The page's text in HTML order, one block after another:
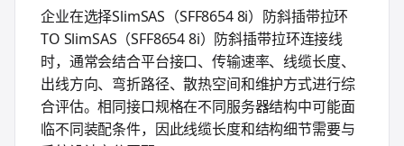
企业在选择SlimSAS（SFF8654 8i）防斜插带拉环
TO SlimSAS（SFF8654 8i）防斜插带拉环连接线
时，通常会结合平台接口、传输速率、线缆长度、
出线方向、弯折路径、散热空间和维护方式进行综
合评估。相同接口规格在不同服务器结构中可能面
临不同装配条件，因此线缆长度和结构细节需要与